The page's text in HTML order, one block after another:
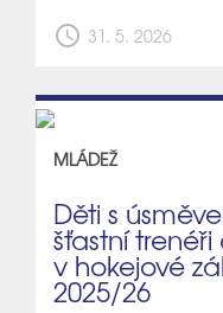
schedule 31. 5. 2026
MLÁDEŽ
Děti s
šťastní
v hokejové
2025/26